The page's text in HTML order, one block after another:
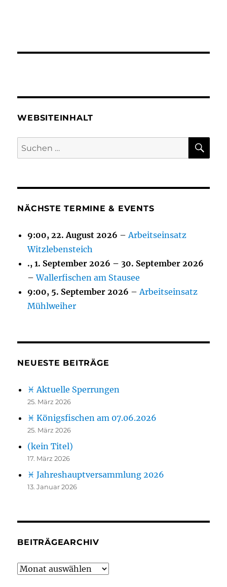
WEBSITEINHALT
Suchen
nach:
NÄCHSTE TERMINE & EVENTS
9:00,22. August 2026 –Arbeitseinsatz
Witzlebensteich
.,1. September 2026 – 30. September 2026
–Wallerfischen am Stausee
9:00, 5. September 2026 –Arbeitseinsatz
Mühlweiher
NEUESTE BEITRÄGE
♓ Aktuelle Sperrungen
25. März 2026
♓ Königsfischen am 07.06.2026
25. März 2026
(kein Titel)
17. März 2026
♓ Jahreshauptversammlung 2026
13. Januar 2026
BEITRÄGEARCHIV
Beiträgearchiv